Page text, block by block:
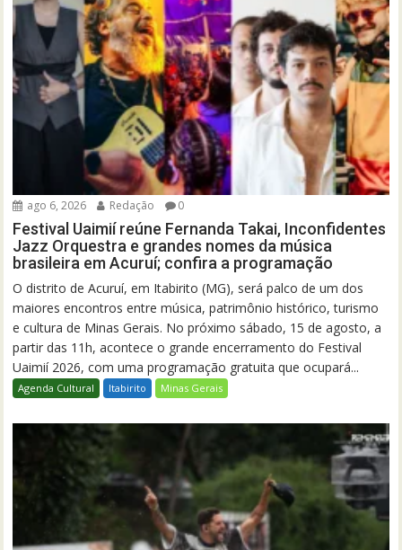
ago 6, 2026 Redação 0
Festival Uaimií reúne Fernanda Takai, Inconfidentes
Jazz Orquestra e grandes nomes da música
brasileira em Acuruí; confira a programação
O distrito de Acuruí, em Itabirito (MG), será palco de um dos
maiores encontros entre música, patrimônio histórico, turismo
e cultura de Minas Gerais. No próximo sábado, 15 de agosto, a
partir das 11h, acontece o grande encerramento do Festival
Uaimií 2026, com uma programação gratuita que ocupará...
Agenda Cultural Itabirito Minas Gerais